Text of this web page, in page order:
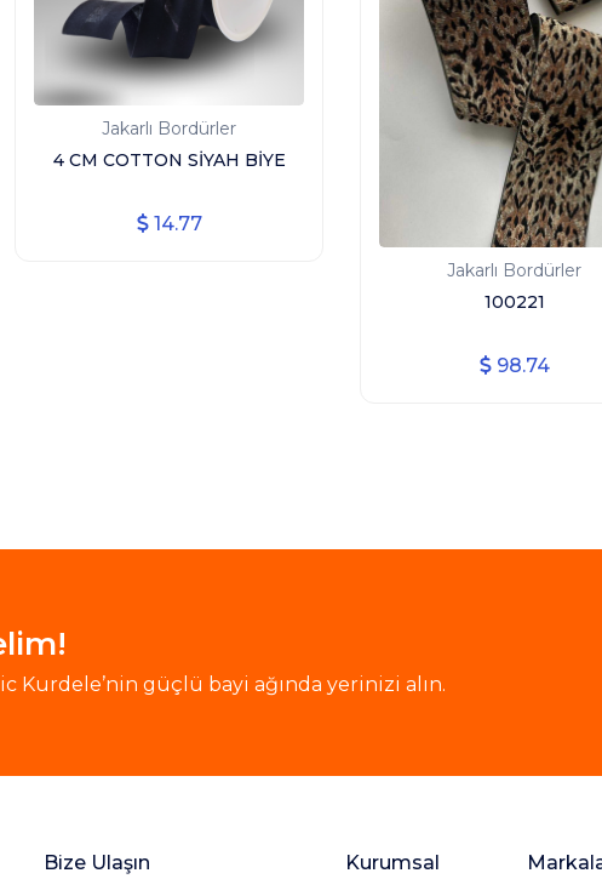
Jakarlı Bordürler
4 CM COTTON SİYAH BİYE
14.77
Jakarlı Bordürler
100221
98.74
Kurdele’nin güçlü bayi ağında yerinizi alın.
Bize Ulaşın
Kurumsal